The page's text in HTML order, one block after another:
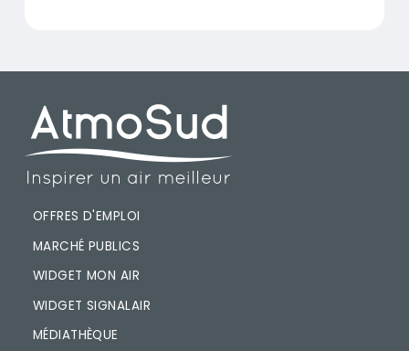
PIED DE PAGE
OFFRES D'EMPLOI
MARCHÉ PUBLICS
WIDGET MON AIR
WIDGET SIGNALAIR
MÉDIATHÈQUE